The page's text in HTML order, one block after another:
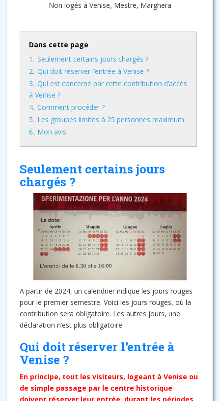
Non logés à Venise, Mestre, Marghera
Dans cette page
1. Seulement certains jours chargés ?
2. Qui doit réserver l’entrée à Venise ?
3. Qui est concerné par cette contribution d’accès
à Venise ?
4. Comment procéder ?
5. Les groupes limités à 25 personnes maximum
6. Mon avis
Seulement certains jours
chargés ?
A partir de 2024, un calendrier indique les jours rouges
pour le premier semestre. Voici les jours rouges, où la
contribution sera obligatoire. Les autres jours, une
déclaration n’est plus obligatoire.
Qui doit réserver l’entrée à
Venise ?
En principe, tout les visiteurs, logeant à Venise ou
de simple passage par le centre historique